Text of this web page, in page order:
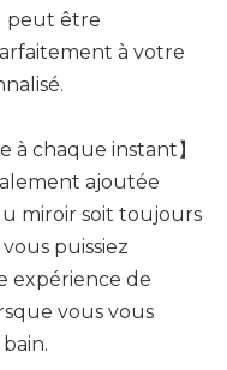
peut être
à votre
à chaque instant】
ajoutée
miroir soit toujours
puissiez
expérience de
vous vous